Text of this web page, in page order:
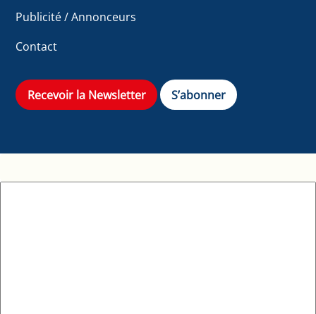
Publicité / Annonceurs
Contact
Recevoir la Newsletter S’abonner